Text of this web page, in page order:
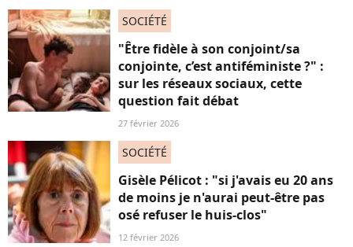
SOCIÉTÉ
"Être fidèle à son conjoint/sa
conjointe, c’est antiféministe ?" :
sur les réseaux sociaux, cette
question fait débat
27 février 2026
SOCIÉTÉ
Gisèle Pélicot : "si j'avais eu 20 ans
de moins je n'aurai peut-être pas
osé refuser le huis-clos"
12 février 2026